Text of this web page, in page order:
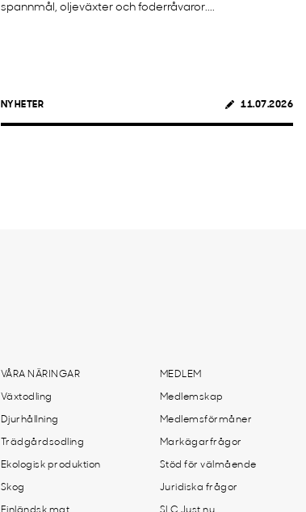
spannmål, oljeväxter och foderråvaror....
NYHETER 11.07.2026
VÅRA NÄRINGAR
Växtodling
Djurhållning
Trädgårdsodling
Ekologisk produktion
Skog
MEDLEM
Medlemskap
Medlemsförmåner
Markägarfrågor
Stöd för välmående
Juridiska frågor